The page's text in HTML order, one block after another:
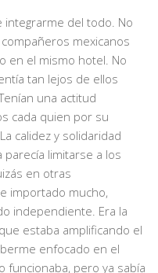
integrarme del todo. No
mexicanos
en el mismo hotel. No
tan lejos de ellos
una actitud
cada quien por su
calidez y solidaridad
limitarse a los
en otras
importado mucho,
independiente. Era la
estaba amplificando el
enfocado en el
funcionaba, pero ya sabía